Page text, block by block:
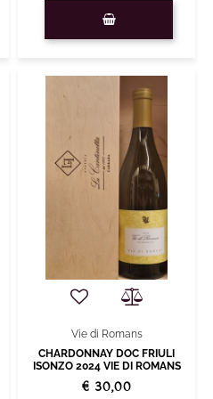
Vie di Romans
CHARDONNAY DOC FRIULI
ISONZO 2024 VIE DI ROMANS
€ 30,00